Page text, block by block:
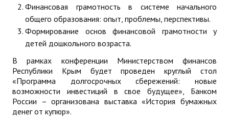
Финансовая грамотность в системе начального
общего образования: опыт, проблемы, перспективы.
Формирование основ финансовой грамотности у
детей дошкольного возраста.
В рамках конференции Министерством финансов
Республики Крым будет проведен круглый стол
«Программа долгосрочных сбережений: новые
возможности инвестиций в свое будущее», Банком
России – организована выставка «История бумажных
денег от купюр».